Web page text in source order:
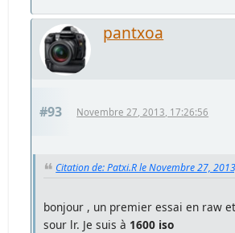
pantxoa
#93 Novembre 27, 2013, 17:26:56
Citation de: Patxi.R le Novembre 27,
bonjour , un premier essai en raw
sour lr. Je suis à 1600 iso